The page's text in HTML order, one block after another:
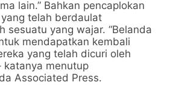
lain.” Bahkan pencaplokan
telah berdaulat
sesuatu yang wajar. “Belanda
mendapatkan kembali
yang telah dicuri oleh
katanya menutup
Associated Press.